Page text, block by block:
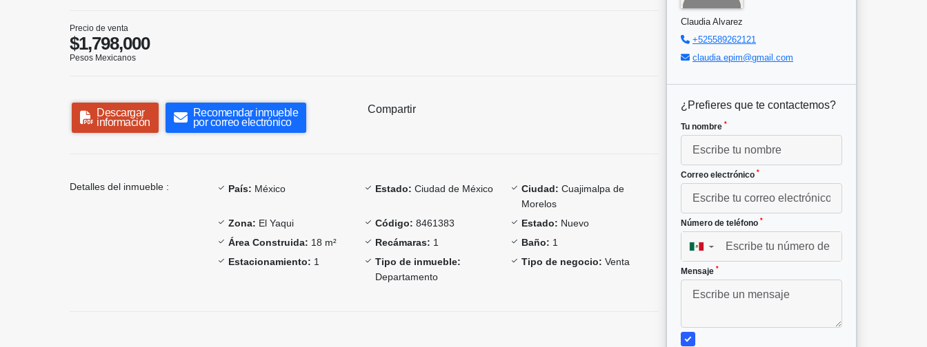
Precio de venta
$1,798,000
Pesos Mexicanos
Descargar
información
Recomendar inmueble
por correo electrónico
Compartir
Detalles del inmueble : País: México Estado: Ciudad de México Ciudad: Cuajimalpa de
Morelos
Zona: El Yaqui Código: 8461383 Estado: Nuevo
Área Construida: 18 m² Recámaras: 1 Baño: 1
Estacionamiento: 1
Tipo de inmueble:
Departamento
Tipo de negocio: Venta
Claudia Alvarez
+525589262121
claudia.epim@gmail.com
¿Prefieres que te contactemos?
Tu nombre *
Correo electrónico *
Número de teléfono *
▼
Mensaje *